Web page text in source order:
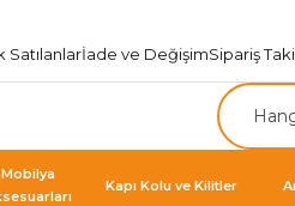
Satılanlarİade ve DeğişimSipariş
Mobilya
Kapı Kolu ve Kilitler